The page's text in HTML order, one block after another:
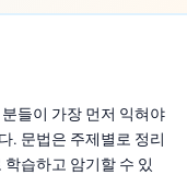
들이 가장 먼저 익혀야
. 문법은 주제별로 정리
습하고 암기할 수 있